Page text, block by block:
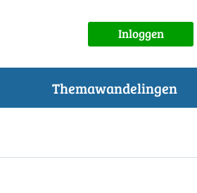
Inloggen
Themawandelingen